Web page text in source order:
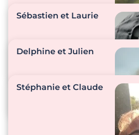
aime plusieurs fois
par jour, des petits
Sébastien et Laurie
l’un de l’autre,
entretien de la
Delphine et Julien
Stéphanie et Claude